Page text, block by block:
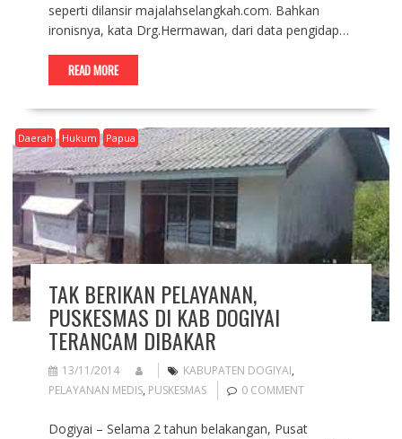
seperti dilansir majalahselangkah.com. Bahkan
ironisnya, kata Drg.Hermawan, dari data pengidap…
READ MORE
Daerah Hukum Papua
TAK BERIKAN PELAYANAN,
PUSKESMAS DI KAB DOGIYAI
TERANCAM DIBAKAR
13/11/2014 KABUPATEN DOGIYAI,
PELAYANAN MEDIS, PUSKESMAS 0 COMMENT
Dogiyai – Selama 2 tahun belakangan, Pusat